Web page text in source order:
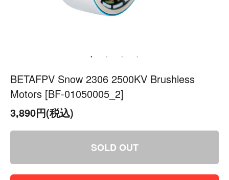
BETAFPV Snow 2306 2500KV Brushless
Motors [BF-01050005_2]
3,890円(税込)
SOLD OUT